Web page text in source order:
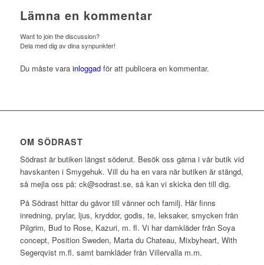
Lämna en kommentar
Want to join the discussion?
Dela med dig av dina synpunkter!
Du måste vara inloggadför att publicera en kommentar.
OM SÖDRAST
Södrast är butiken längst söderut. Besök oss gärna i vår butik vid
havskanten i Smygehuk. Vill du ha en vara när butiken är stängd,
så mejla oss på: ck@sodrast.se, så kan vi skicka den till dig.
På Södrast hittar du gåvor till vänner och familj. Här finns
inredning, prylar, ljus, kryddor, godis, te, leksaker, smycken från
Pilgrim, Bud to Rose, Kazuri, m. fl. Vi har damkläder från Soya
concept, Position Sweden, Marta du Chateau, Mixbyheart, With
Segerqvist m.fl. samt barnkläder från Villervalla m.m.